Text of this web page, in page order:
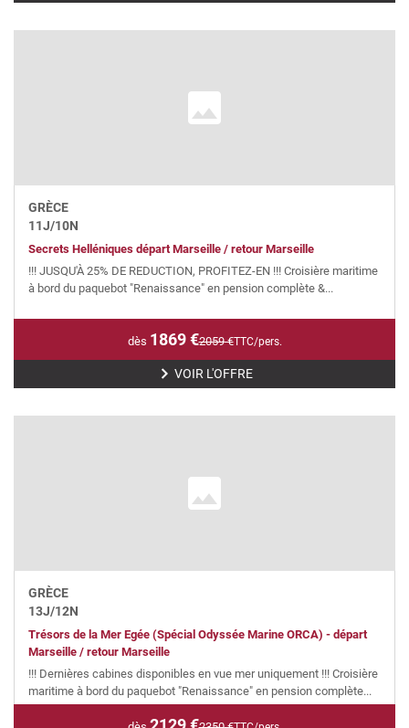
GRÈCE
11J/10N
Secrets Helléniques départ Marseille / retour Marseille
!!! JUSQU'À 25% DE REDUCTION, PROFITEZ-EN !!! Croisière maritime
à bord du paquebot "Renaissance" en pension complète &...
dès 1869€2059€TTC/pers.
VOIR L'OFFRE
GRÈCE
13J/12N
Trésors de la Mer Egée (Spécial Odyssée Marine ORCA) - départ
Marseille / retour Marseille
!!! Dernières cabines disponibles en vue mer uniquement !!! Croisière
maritime à bord du paquebot "Renaissance" en pension complète...